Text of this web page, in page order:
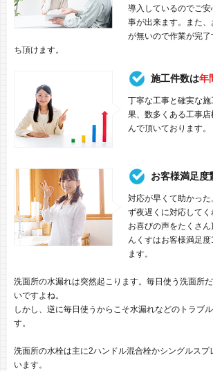
導入しているのでご安
事が出来ます。また
が無いので作業が完
ち頂けます。
施工件数は年
丁寧な工事と確実な
果、数多くある工事
んで頂いております。
お客様満足度
対応が早くて助かっ
ず夜遅くに対応して
お喜びの声をたくさ
んくすはお客様満足
ます。
洗面所の水漏れは突然起こります。毎日使う洗面所
いですよね。
しかし、逆に毎日使うからこそ水漏れなどのトラブ
す。
洗面所の水栓は主に2ハンドル混合栓かシングルスプ
います。